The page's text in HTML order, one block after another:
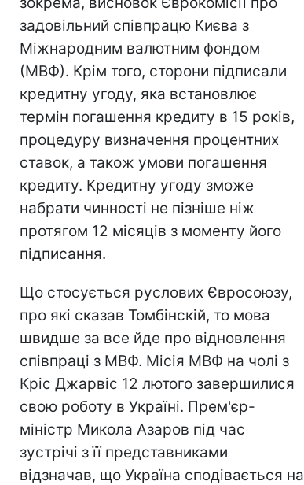
задовільний співпрацю Києва з
Міжнародним валютним фондом
(МВФ). Крім того, сторони підписали
кредитну угоду, яка встановлює
термін погашення кредиту в 15 років,
процедуру визначення процентних
ставок, а також умови погашення
кредиту. Кредитну угоду зможе
набрати чинності не пізніше ніж
протягом 12 місяців з моменту його
підписання.
Що стосується руслових Євросоюзу,
про які сказав Томбінскій, то мова
швидше за все йде про відновлення
співпраці з МВФ. Місія МВФ на чолі з
Кріс Джарвіс 12 лютого завершилися
свою роботу в Україні. Прем'єр-
міністр Микола Азаров під час
зустрічі з її представниками
відзначав, що Україна сподівається на